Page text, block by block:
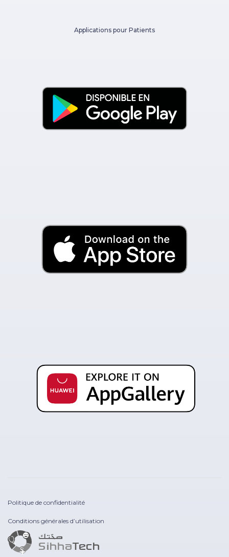
Applications pour Patients
Politique de confidentialité
Conditions générales d’utilisation